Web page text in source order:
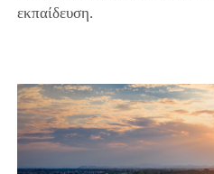
εκπαίδευση.